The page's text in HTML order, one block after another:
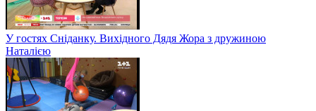
У гостях Сніданку. Вихідного Дядя Жора з дружиною
Наталією